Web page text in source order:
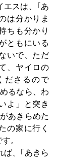
エスは、｢あ
は分かりま
ちも分かり
ともにいる
いで、ただ
、ヤイロの
ださるので
るなら、わ
よ」と突き
あきらめた
の家に行く
す。
ば、｢あきら